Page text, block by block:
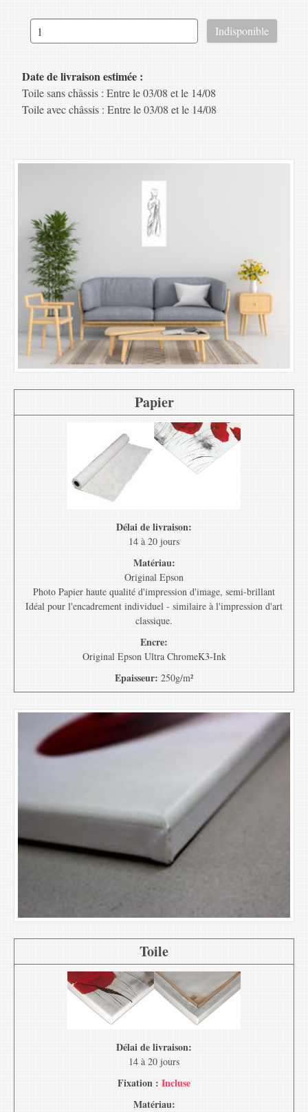
Date de livraison estimée :
Toile sans châssis : Entre le 03/08 et le 14/08
Toile avec châssis : Entre le 03/08 et le 14/08
Papier
Délai de livraison:
14 à 20 jours
Matériau:
Original Epson
Photo Papier haute qualité d'impression d'image, semi-brillant
Idéal pour l'encadrement individuel - similaire à l'impression d'art
classique.
Encre:
Original Epson Ultra ChromeK3-Ink
Epaisseur: 250g/m²
Toile
Délai de livraison:
14 à 20 jours
Fixation : Incluse
Matériau: